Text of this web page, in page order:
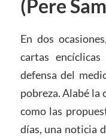
(Pere
En dos
cartas
defensa del
pobreza. Alabé la
como las
días, una noticia